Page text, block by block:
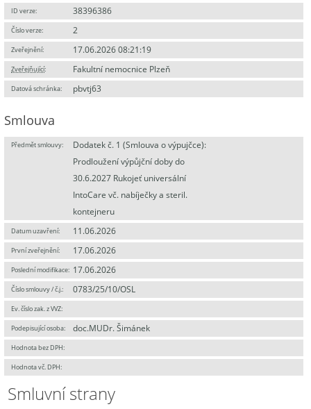
ID verze: 38396386
Číslo verze: 2
Zveřejnění: 17.06.2026 08:21:19
Zveřejňující: Fakultní nemocnice Plzeň
Datová schránka: pbvtj63
Smlouva
Předmět smlouvy:
Dodatek č. 1 (Smlouva o výpujčce):
Prodloužení výpůjční doby do
30.6.2027 Rukojeť universální
IntoCare vč. nabíječky a steril.
kontejneru
Datum uzavření: 11.06.2026
První zveřejnění: 17.06.2026
Poslední modifikace: 17.06.2026
Číslo smlouvy / č.j.: 0783/25/10/OSL
Ev. číslo zak. z VVZ:
Podepisující osoba: doc.MUDr. Šimánek
Hodnota bez DPH:
Hodnota vč. DPH:
Smluvní strany